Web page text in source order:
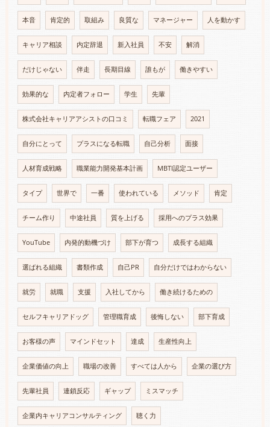
本音 肯定的 取組み 良質な マネージャー 人を動かす
キャリア相談 内定辞退 新入社員 不安 解消
だけじゃない 伴走 長期目線 誰もが 働きやすい
効果的な 内定者フォロー 学生 先輩
株式会社キャリアアシストの口コミ 転職フェア 2021
自分にとって プラスになる転職 自己分析 面接
人材育成戦略 職業能力開発基本計画 MBTI認定ユーザー
タイプ 世界で 一番 使われている メソッド 肯定
チーム作り 中途社員 質を上げる 採用へのプラス効果
YouTube 内発的動機づけ 部下が育つ 成長する組織
選ばれる組織 書類作成 自己PR 自分だけではわからない
就労 就職 支援 入社してから 働き続けるための
セルフキャリアドッグ 管理職育成 後悔しない 部下育成
お客様の声 マインドセット 達成 生産性向上
企業価値の向上 職場の改善 すべては人から 企業の選び方
先輩社員 連鎖反応 ギャップ ミスマッチ
企業内キャリアコンサルティング 聴く力